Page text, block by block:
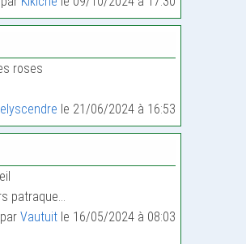
roses
le 21/06/2024 à 16:53
patraque…
Vautuit le 16/05/2024 à 08:03